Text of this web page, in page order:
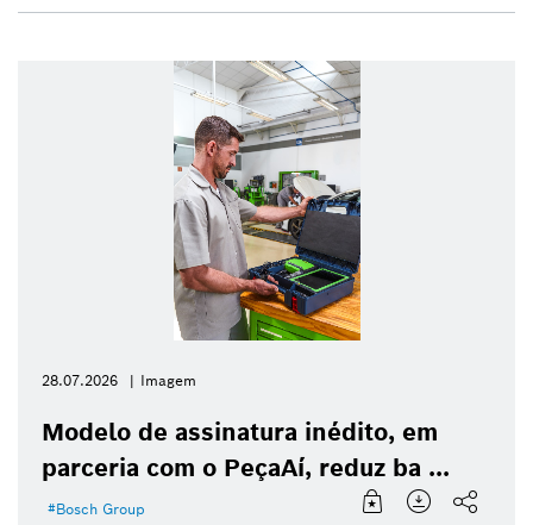
28.07.2026 Imagem
Modelo de assinatura inédito, em
parceria com o PeçaAí, reduz ba ...
Bosch Group